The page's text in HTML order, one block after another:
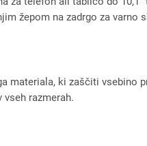
žepom na zadrgo za varno
materiala, ki zaščiti vsebino
razmerah.